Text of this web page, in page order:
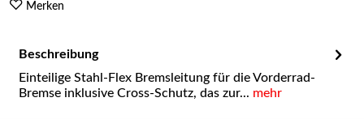
Merken
Beschreibung
Einteilige Stahl-Flex Bremsleitung für die Vorderrad-
Bremse inklusive Cross-Schutz, das zur... mehr